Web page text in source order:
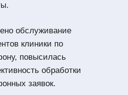
обслуживание
клиники по
повысилась
обработки
заявок.